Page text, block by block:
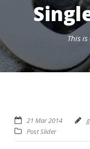
This
21 Mar 2014
Post Slider